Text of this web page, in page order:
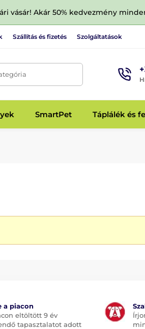
vásár! Akár 50% kedvezmény
Szállítás és fizetés Szolgáltatások
SmartPet Táplálék és
a piacon
eltöltött 9 év
tapasztalatot adott